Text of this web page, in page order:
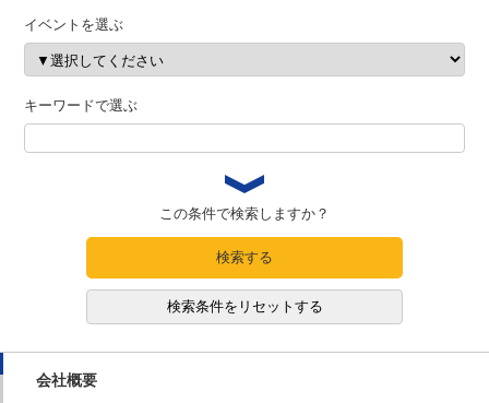
イベントを選ぶ
キーワードで選ぶ
この条件で検索しますか？
検索する
検索条件をリセットする
会社概要